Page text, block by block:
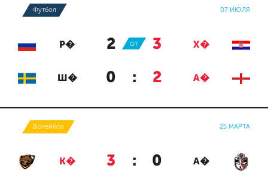
Футбол 07 ИЮЛЯ
Р� 2 : 3 Х�
ОТ
Ш� 0 : 2 А�
Волейбол 25 МАРТА
К� 3 : 0 А�